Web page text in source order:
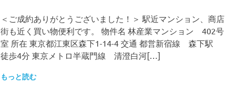
＜ご成約ありがとうございました！＞ 駅近マンション、商店
街も近く買い物便利です。 物件名 林産業マンション 402号
室 所在 東京都江東区森下1-14-4 交通 都営新宿線 森下駅
徒歩4分 東京メトロ半蔵門線 清澄白河[…]
もっと読む